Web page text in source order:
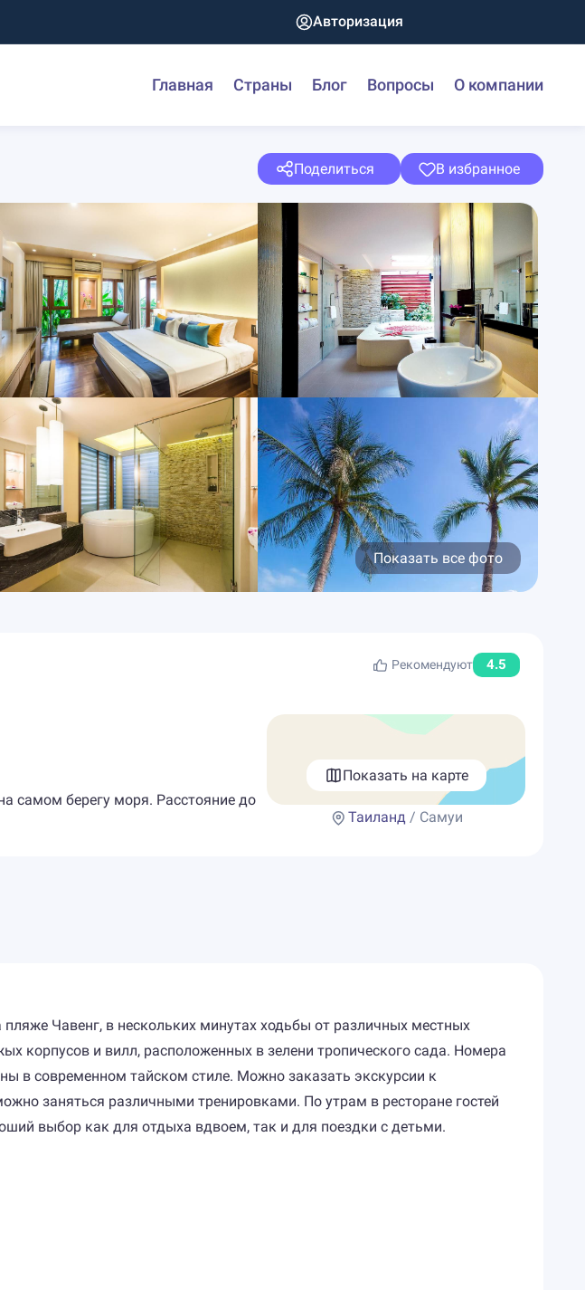
Авторизация
Главная Страны Блог Вопросы О компании
Поделиться В избранное
Показать все фото
Рекомендуют 4.5
самом берегу моря. Расстояние до
Показать на карте
Таиланд / Самуи
Чавенг, в нескольких минутах ходьбы от различных местных
корпусов и вилл, расположенных в зелени тропического сада. Номера
в современном тайском стиле. Можно заказать экскурсии к
заняться различными тренировками. По утрам в ресторане гостей
выбор как для отдыха вдвоем, так и для поездки с детьми.